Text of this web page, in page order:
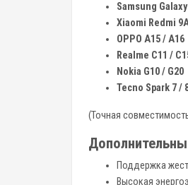
Samsung
Xiaomi Redmi
OPPO A15 / A16
Realme C11 /
Nokia G10 / G20
Tecno Spark 7 /
(Точная
Поддержка
Высокая